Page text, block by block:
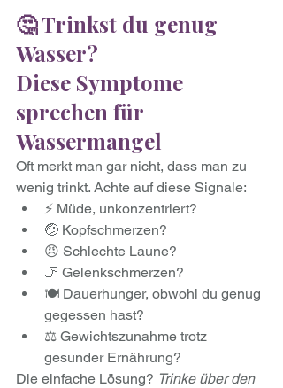
🤔 Trinkst du genug
Wasser?
Diese Symptome
sprechen für
Wassermangel
Oft merkt man gar nicht, dass man zu
wenig trinkt. Achte auf diese Signale:
⚡ Müde, unkonzentriert?
🤕 Kopfschmerzen?
😠 Schlechte Laune?
🦵 Gelenkschmerzen?
🍽 Dauerhunger, obwohl du genug
gegessen hast?
⚖ Gewichtszunahme trotz
gesunder Ernährung?
Die einfache Lösung? Trinke über den